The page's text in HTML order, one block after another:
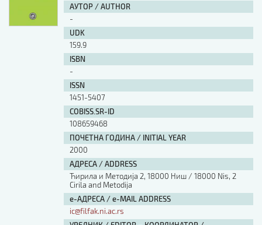
АУТОР / AUTHOR
-
UDK
159.9
ISBN
-
ISSN
1451-5407
COBISS.SR-ID
108659468
ПОЧЕТНА ГОДИНА / INITIAL YEAR
2000
АДРЕСА / ADDRESS
Ћирила и Методија 2, 18000 Ниш / 18000 Nis, 2
Cirila and Metodija
е-АДРЕСА / e-MAIL ADDRESS
ic@filfak.ni.ac.rs